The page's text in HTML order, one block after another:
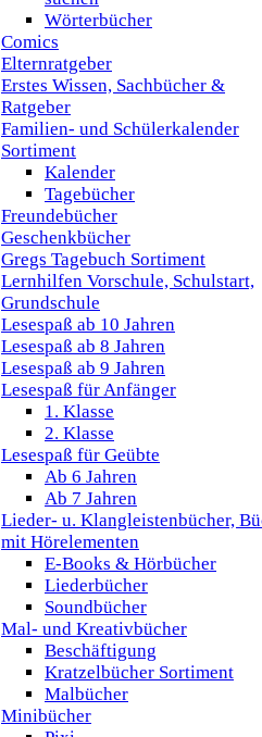
Wörterbücher
Comics
Elternratgeber
Erstes Wissen, Sachbücher &
Ratgeber
Familien- und Schülerkalender
Sortiment
Kalender
Tagebücher
Freundebücher
Geschenkbücher
Gregs Tagebuch Sortiment
Lernhilfen Vorschule, Schulstart,
Grundschule
Lesespaß ab 10 Jahren
Lesespaß ab 8 Jahren
Lesespaß ab 9 Jahren
Lesespaß für Anfänger
1. Klasse
2. Klasse
Lesespaß für Geübte
Ab 6 Jahren
Ab 7 Jahren
Lieder- u. Klangleistenbücher,
mit Hörelementen
E-Books & Hörbücher
Liederbücher
Soundbücher
Mal- und Kreativbücher
Beschäftigung
Kratzelbücher Sortiment
Malbücher
Minibücher